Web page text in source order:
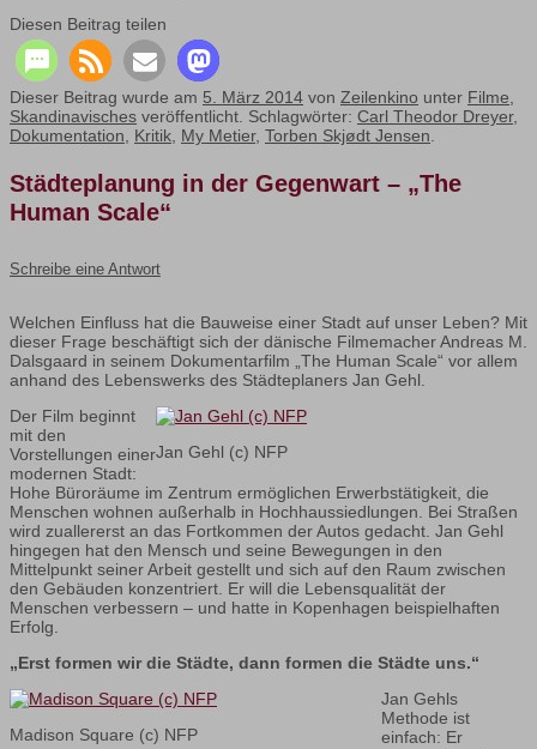
Diesen Beitrag teilen
Dieser Beitrag wurde am 5. März 2014 von Zeilenkino unter Filme,
Skandinavisches veröffentlicht. Schlagwörter: Carl Theodor Dreyer,
Dokumentation, Kritik, My Metier, Torben Skjødt Jensen.
Städteplanung in der Gegenwart – „The
Human Scale“
Schreibe eine Antwort
Welchen Einfluss hat die Bauweise einer Stadt auf unser Leben? Mit
dieser Frage beschäftigt sich der dänische Filmemacher Andreas M.
Dalsgaard in seinem Dokumentarfilm „The Human Scale“ vor allem
anhand des Lebenswerks des Städteplaners Jan Gehl.
Jan Gehl (c) NFP
Der Film beginnt
mit den
Vorstellungen einer
modernen Stadt:
Hohe Büroräume im Zentrum ermöglichen Erwerbstätigkeit, die
Menschen wohnen außerhalb in Hochhaussiedlungen. Bei Straßen
wird zuallererst an das Fortkommen der Autos gedacht. Jan Gehl
hingegen hat den Mensch und seine Bewegungen in den
Mittelpunkt seiner Arbeit gestellt und sich auf den Raum zwischen
den Gebäuden konzentriert. Er will die Lebensqualität der
Menschen verbessern – und hatte in Kopenhagen beispielhaften
Erfolg.
„Erst formen wir die Städte, dann formen die Städte uns.“
Madison Square (c) NFP
Jan Gehls
Methode ist
einfach: Er